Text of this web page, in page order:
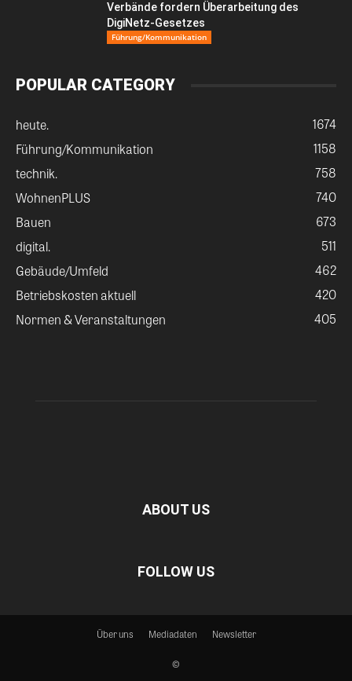
Verbände fordern Überarbeitung des
DigiNetz-Gesetzes
Führung/Kommunikation
POPULAR CATEGORY
heute.
1674
Führung/Kommunikation
1158
technik.
758
WohnenPLUS
740
Bauen
673
digital.
511
Gebäude/Umfeld
462
Betriebskosten aktuell
420
Normen & Veranstaltungen
405
ABOUT US
FOLLOW US
Über uns Mediadaten Newsletter
©